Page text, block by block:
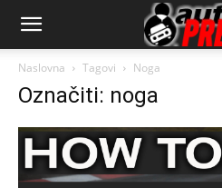
AutopressHR
Naslovna Tagovi Noga
Označiti: noga